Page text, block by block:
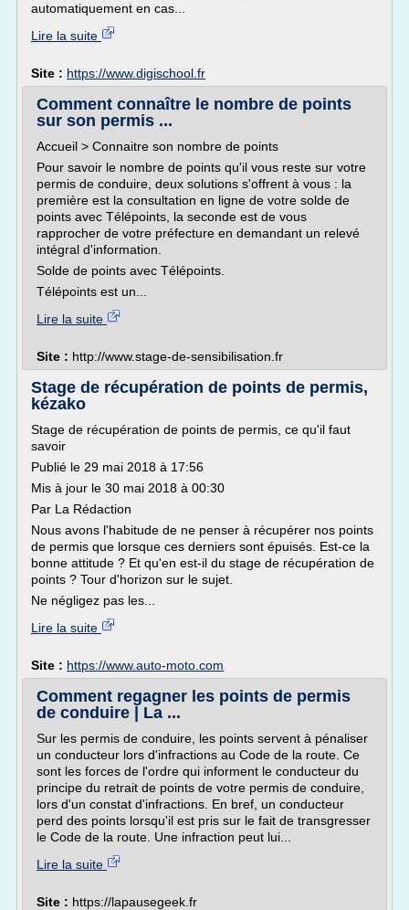
automatiquement en cas...
Lire la suite
Site : https://www.digischool.fr
Comment connaître le nombre de points
sur son permis ...
Accueil > Connaitre son nombre de points
Pour savoir le nombre de points qu'il vous reste sur votre
permis de conduire, deux solutions s'offrent à vous : la
première est la consultation en ligne de votre solde de
points avec Télépoints, la seconde est de vous
rapprocher de votre préfecture en demandant un relevé
intégral d'information.
Solde de points avec Télépoints.
Télépoints est un...
Lire la suite
Site : http://www.stage-de-sensibilisation.fr
Stage de récupération de points de permis,
kézako
Stage de récupération de points de permis, ce qu'il faut
savoir
Publié le 29 mai 2018 à 17:56
Mis à jour le 30 mai 2018 à 00:30
Par La Rédaction
Nous avons l'habitude de ne penser à récupérer nos points
de permis que lorsque ces derniers sont épuisés. Est-ce la
bonne attitude ? Et qu'en est-il du stage de récupération de
points ? Tour d'horizon sur le sujet.
Ne négligez pas les...
Lire la suite
Site : https://www.auto-moto.com
Comment regagner les points de permis
de conduire | La ...
Sur les permis de conduire, les points servent à pénaliser
un conducteur lors d'infractions au Code de la route. Ce
sont les forces de l'ordre qui informent le conducteur du
principe du retrait de points de votre permis de conduire,
lors d'un constat d'infractions. En bref, un conducteur
perd des points lorsqu'il est pris sur le fait de transgresser
le Code de la route. Une infraction peut lui...
Lire la suite
Site : https://lapausegeek.fr